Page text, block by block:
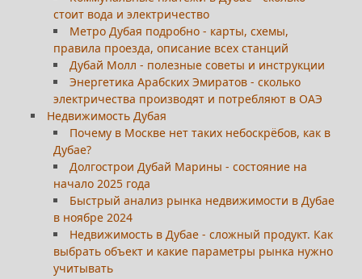
стоит вода и электричество
Метро Дубая подробно - карты, схемы,
правила проезда, описание всех станций
Дубай Молл - полезные советы и инструкции
Энергетика Арабских Эмиратов - сколько
электричества производят и потребляют в ОАЭ
Недвижимость Дубая
Почему в Москве нет таких небоскрёбов, как в
Дубае?
Долгострои Дубай Марины - состояние на
начало 2025 года
Быстрый анализ рынка недвижимости в Дубае
в ноябре 2024
Недвижимость в Дубае - сложный продукт. Как
выбрать объект и какие параметры рынка нужно
учитывать